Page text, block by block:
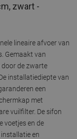
zwart -
lineaire afvoer van
Gemaakt van
de zwarte
installatiediepte van
een
met
vuilfilter. De sifon
voetjes en de
en